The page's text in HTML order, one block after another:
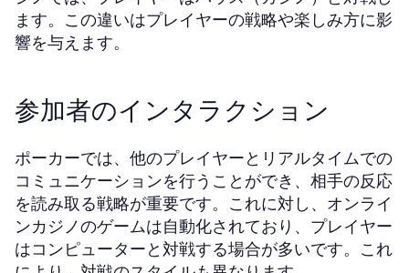
ます。この違いはプレイヤーの戦略や楽しみ方に影
響を与えます。
参加者のインタラクション
ポーカーでは、他のプレイヤーとリアルタイムでの
コミュニケーションを行うことができ、相手の反応
を読み取る戦略が重要です。これに対し、オンライ
ンカジノのゲームは自動化されており、プレイヤー
はコンピューターと対戦する場合が多いです。これ